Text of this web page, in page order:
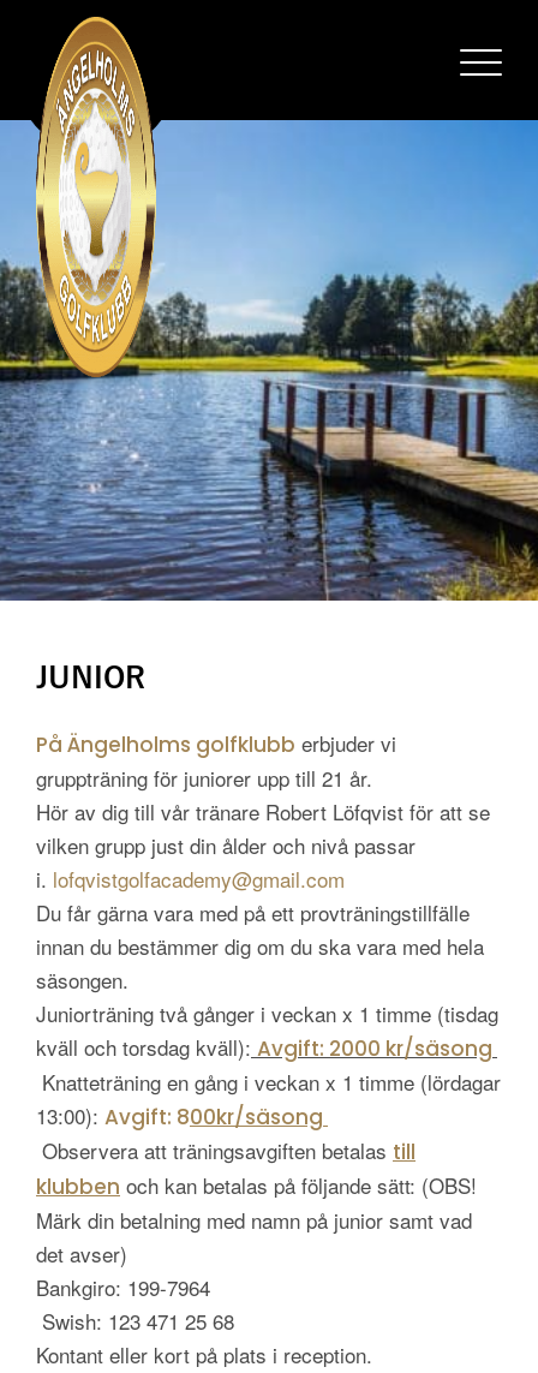
JUNIOR
På Ängelholms golfklubb erbjuder vi
gruppträning för juniorer upp till 21 år.
Hör av dig till vår tränare Robert Löfqvist för att se
vilken grupp just din ålder och nivå passar
i. lofqvistgolfacademy@gmail.com
Du får gärna vara med på ett provträningstillfälle
innan du bestämmer dig om du ska vara med hela
säsongen.
Juniorträning två gånger i veckan x 1 timme (tisdag
kväll och torsdag kväll): Avgift: 2000 kr/säsong
Knatteträning en gång i veckan x 1 timme (lördagar
13:00): Avgift: 800kr/säsong
Observera att träningsavgiften betalas till
klubben och kan betalas på följande sätt: (OBS!
Märk din betalning med namn på junior samt vad
det avser)
Bankgiro: 199-7964
Swish: 123 471 25 68
Kontant eller kort på plats i reception.